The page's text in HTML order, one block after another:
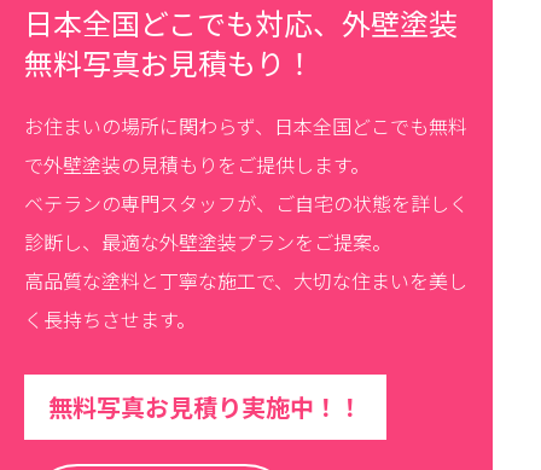
日本全国どこでも対応、外壁塗装
無料写真お見積もり！
お住まいの場所に関わらず、日本全国どこでも無料
で外壁塗装の見積もりをご提供します。
ベテランの専門スタッフが、ご自宅の状態を詳しく
診断し、最適な外壁塗装プランをご提案。
高品質な塗料と丁寧な施工で、大切な住まいを美し
く長持ちさせます。
無料写真お見積り実施中！！